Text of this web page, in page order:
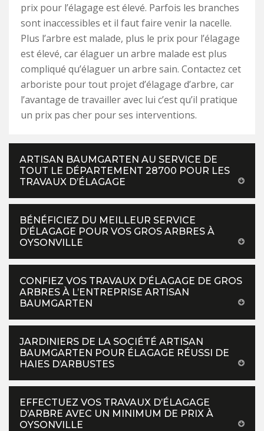
prix pour l’élagage est élevé. Parfois les branches
sont inaccessibles et il faut faire venir la nacelle.
Plus l’arbre est malade, plus le prix pour l’élagage
est élevé, car élaguer un arbre malade est plus
compliqué qu’élaguer un arbre sain. Contactez cet
arboriste pour tout projet d’élagage d’arbre, car
l’avantage de travailler avec lui c’est qu’il pratique
un prix pas cher pour ses interventions.
ARTISAN BAUMGARTEN AU SERVICE DE
TOUT LE DÉPARTEMENT 28700 POUR LES
TRAVAUX D’ÉLAGAGE
BÉNÉFICIEZ DU MEILLEUR SERVICE
D’ÉLAGAGE POUR VOS GROS ARBRES À
OYSONVILLE
CONFIEZ VOS TRAVAUX D’ÉLAGAGE DE GROS
ARBRES À L’ENTREPRISE ARTISAN
BAUMGARTEN
JARDINIERS DE LA SOCIÉTÉ ARTISAN
BAUMGARTEN POUR ÉLAGAGE RÉUSSI DE
HAIES D’ARBUSTES
EFFECTUEZ VOS TRAVAUX D’ÉLAGAGE
D’ARBRE AVEC UN MINIMUM DE PRIX À
OYSONVILLE